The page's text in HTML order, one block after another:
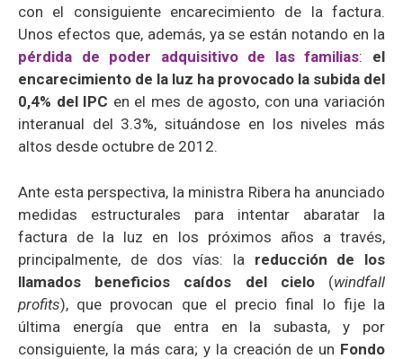
con el consiguiente encarecimiento de la factura.
Unos efectos que, además, ya se están notando en la
pérdida de poder adquisitivo de las familias: el
encarecimiento de la luz ha provocado la subida del
0,4% del IPC en el mes de agosto, con una variación
interanual del 3.3%, situándose en los niveles más
altos desde octubre de 2012.
Ante esta perspectiva, la ministra Ribera ha anunciado
medidas estructurales para intentar abaratar la
factura de la luz en los próximos años a través,
principalmente, de dos vías: la reducción de los
llamados beneficios caídos del cielo(windfall
profits), que provocan que el precio final lo fije la
última energía que entra en la subasta, y por
consiguiente, la más cara; y la creación de un Fondo